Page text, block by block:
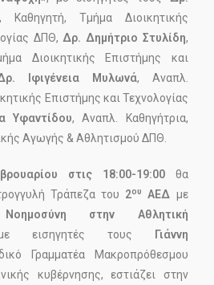
, Καθηγητή, Τμήμα Διοικητικής
ΔΠΘ, Δρ. Δημήτριο Στυλίδη,
Διοικητικής Επιστήμης και
Ιφιγένεια Μυλωνά, Αναπλ.
Επιστήμης και Τεχνολογίας
Υφαντίδου, Αναπλ. Καθηγήτρια,
Αγωγής & Αθλητισμού ΔΠΘ.
στις 18:00-19:00θα
Τράπεζα του 2ου ΑΕΔ με
στην Αθλητική
εισηγητές τους
Γιάννη
Γραμματέα Μακροπρόθεσμου
κυβέρνησης, εστιάζει στην